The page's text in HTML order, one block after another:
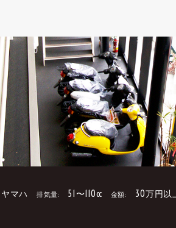
ヤマハ 排気量: 51〜110cc 金額: 30万円以